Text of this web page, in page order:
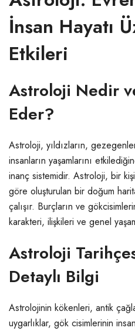
İnsan Hayatı
Etkileri
Astroloji Nedir
Eder?
Astroloji, yıldızların,
insanların yaşamlarını
inanç sistemidir. Astroloji, bir
göre oluşturulan bir doğum
çalışır. Burçların ve
karakteri, ilişkileri ve genel
Astroloji
Detaylı Bilgi
Astrolojinin kökenleri, antik
uygarlıklar, gök cisimlerinin